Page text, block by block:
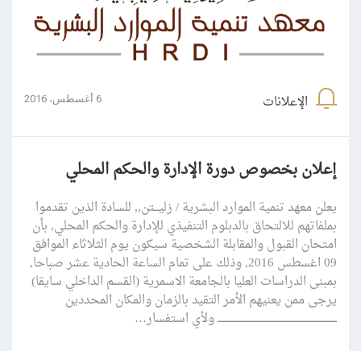
الإعلانات 6 أغسطس، 2016
إعلان بخصوص دورة الإدارة والحكم المحلي
يعلن معهد تنمية الموارد البشرية / زليـــتن,, للسادة الذين تقدموا
بملفاتهم للالتحاق بالدبلوم التنفيذي للإدارة والحكم المحلي, بأن
امتحان القبول والمقابلة الشخصية سيكون يوم الثلاثاء الموافق
09 اغسطس 2016, وذلك على تمام الساعة الحادية عشر صباحا,
بمبنى الدراسات العليا بالجامعة الاسمرية (القسم الداخلي سايقا)
يرجى ممن يعنيهم الأمر التقيد بالزمان والمكان المحددين
ــــــــــــــــــــــــــــــــــــــــــــــــــــــــــــــــــــــــــ ولأي استفسار…